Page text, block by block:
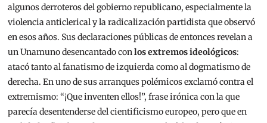
algunos derroteros del gobierno republicano, especialmente la
violencia anticlerical y la radicalización partidista que observó
en esos años. Sus declaraciones públicas de entonces revelan a
un Unamuno desencantado conlos extremos ideológicos:
atacó tanto al fanatismo de izquierda como al dogmatismo de
derecha. En uno de sus arranques polémicos exclamó contra el
extremismo: “¡Que inventen ellos!”, frase irónica con la que
parecía desentenderse del cientificismo europeo, pero que en